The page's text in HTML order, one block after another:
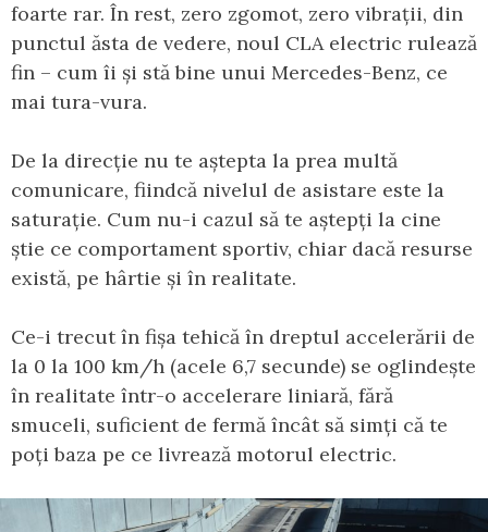
foarte rar. În rest, zero zgomot, zero vibrații, din
punctul ăsta de vedere, noul CLA electric rulează
fin – cum îi și stă bine unui Mercedes-Benz, ce
mai tura-vura.
De la direcție nu te aștepta la prea multă
comunicare, fiindcă nivelul de asistare este la
saturație. Cum nu-i cazul să te aștepți la cine
știe ce comportament sportiv, chiar dacă resurse
există, pe hârtie și în realitate.
Ce-i trecut în fișa tehică în dreptul accelerării de
la 0 la 100 km/h (acele 6,7 secunde) se oglindește
în realitate într-o accelerare liniară, fără
smuceli, suficient de fermă încât să simți că te
poți baza pe ce livrează motorul electric.